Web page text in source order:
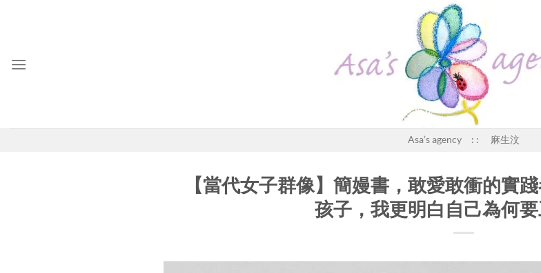
Asa’s agency : : 麻生汶
【當代女子群像】簡嫚書，敢愛敢衝的實
孩子，我更明白自己為何要